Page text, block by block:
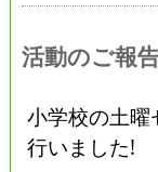
活動のご報
小学校の土曜
行いました!